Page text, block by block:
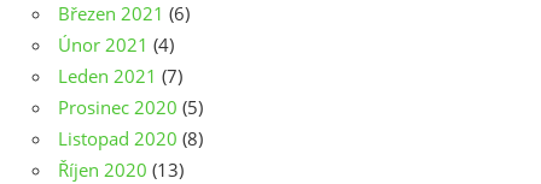
Březen 2021 (6)
Únor 2021 (4)
Leden 2021 (7)
Prosinec 2020 (5)
Listopad 2020 (8)
Říjen 2020 (13)